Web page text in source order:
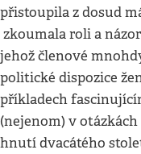
přistoupila z dosud
zkoumala roli a
jehož členové
politické dispozice
příkladech
(nejenom) v
hnutí dvacátého